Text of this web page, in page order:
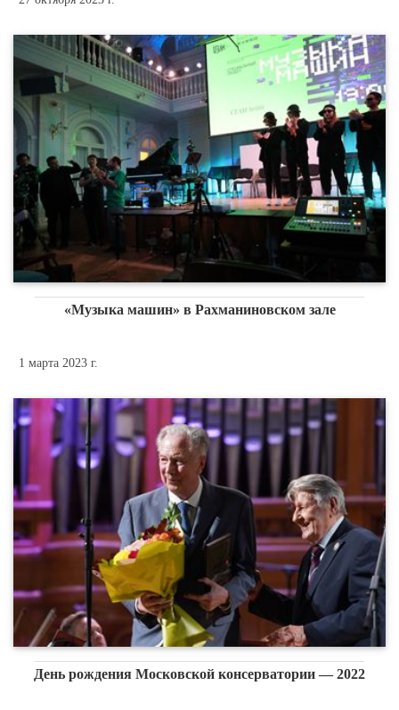
«Музыка машин» в Рахманиновском зале
1 марта 2023 г.
День рождения Московской консерватории — 2022